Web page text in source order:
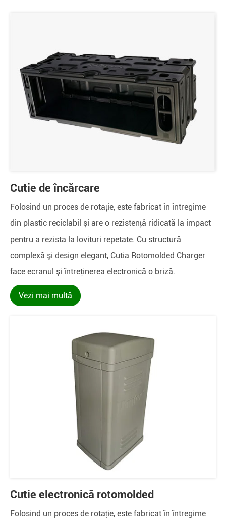
Cutie de încărcare
Folosind un proces de rotație, este fabricat în întregime
din plastic reciclabil și are o rezistență ridicată la impact
pentru a rezista la lovituri repetate. Cu structură
complexă şi design elegant, Cutia Rotomolded Charger
face ecranul şi întreţinerea electronică o briză.
Vezi mai multă
Cutie electronică rotomolded
Folosind un proces de rotație, este fabricat în întregime